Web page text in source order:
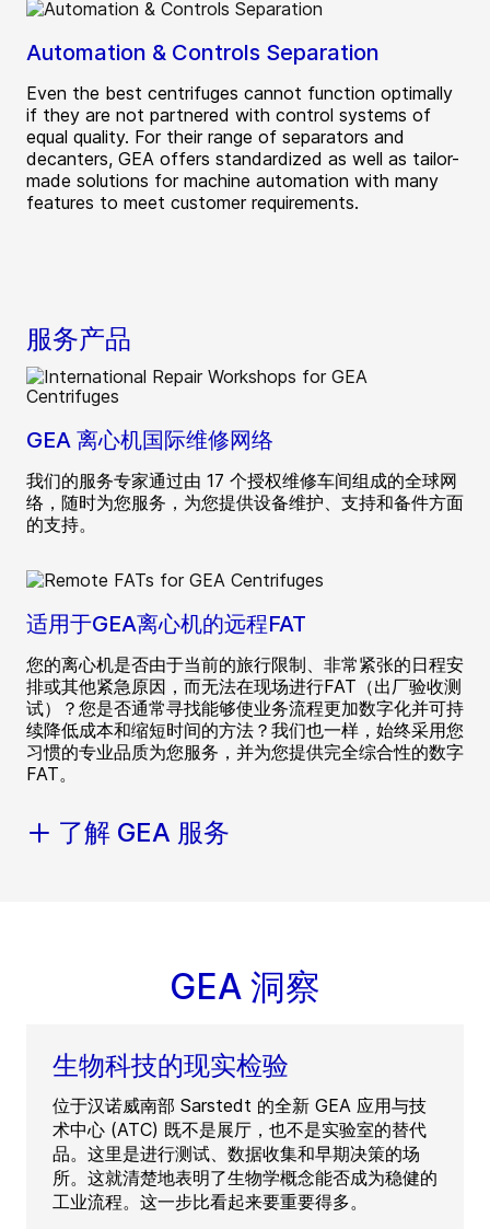
Automation & Controls Separation
Even the best centrifuges cannot function optimally
if they are not partnered with control systems of
equal quality. For their range of separators and
decanters, GEA offers standardized as well as tailor-
made solutions for machine automation with many
features to meet customer requirements.
服务产品
GEA 离心机国际维修网络
我们的服务专家通过由 17 个授权维修车间组成的全球网
络，随时为您服务，为您提供设备维护、支持和备件方面
的支持。
适用于GEA离心机的远程FAT
您的离心机是否由于当前的旅行限制、非常紧张的日程安
排或其他紧急原因，而无法在现场进行FAT（出厂验收测
试）？您是否通常寻找能够使业务流程更加数字化并可持
续降低成本和缩短时间的方法？我们也一样，始终采用您
习惯的专业品质为您服务，并为您提供完全综合性的数字
FAT。
了解 GEA 服务
GEA 洞察
生物科技的现实检验
位于汉诺威南部 Sarstedt 的全新 GEA 应用与技
术中心 (ATC) 既不是展厅，也不是实验室的替代
品。这里是进行测试、数据收集和早期决策的场
所。这就清楚地表明了生物学概念能否成为稳健的
工业流程。这一步比看起来要重要得多。